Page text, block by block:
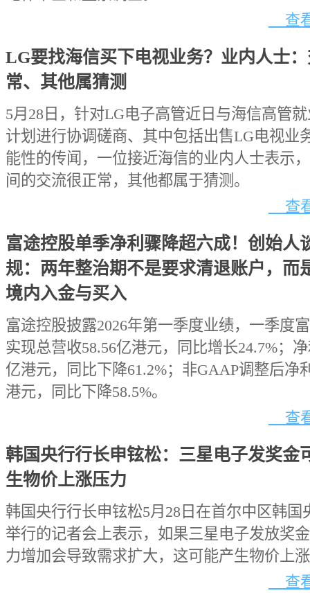
查
LG要找海信买下电视业务？业内人士
常、其他属猜测
5月28日，针对LG电子高管近日与海信高管
计划进行协调磋商、其中包括出售LG电视业
能性的传闻，一位接近海信的业内人士表示
间的交流很正常，其他都属于猜测。
查
富途控股单季净利骤降超六成！创始人
规：两年整治期不是要求清退账户，而
境内入金与买入
富途控股披露2026年第一季度业绩，一季度
实现总营收58.56亿港元，同比增长24.7%；
亿港元，同比下降61.2%；非GAAP调整后净
港元，同比下降58.5%。
查
韩国央行行长申铉松：三星电子发奖金
生物价上涨压力
韩国央行行长申铉松5月28日在首尔中区韩国
举行的记者会上表示，如果三星电子发放奖
力增加会导致需求扩大，这可能产生物价上
查